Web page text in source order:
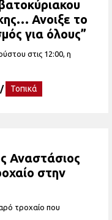
Ανοιξε το
για όλους”
στις 12:00, η
/ Τοπικά
Αναστάσιος
στην
τροχαίο που